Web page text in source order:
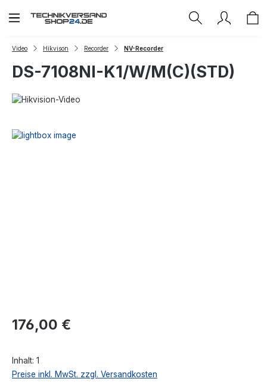
Zum Hauptinhalt springen
Video Hikvison Recorder NV-Recorder
DS-7108NI-K1/W/M(C)(STD)
Regulärer Preis:
176,00 €
Inhalt: 1
Preise inkl. MwSt. zzgl. Versandkosten